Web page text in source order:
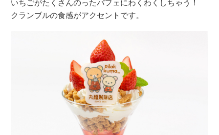
クランブルの食感がアクセントです。